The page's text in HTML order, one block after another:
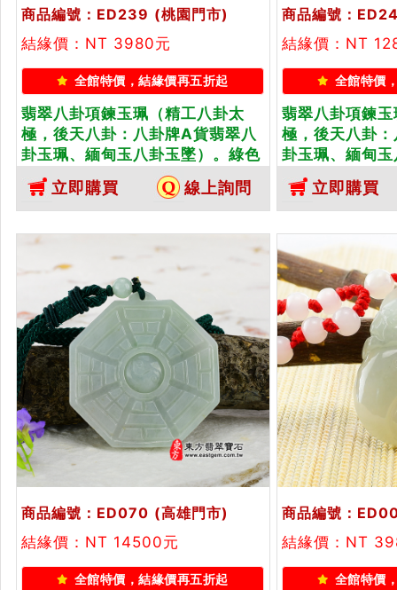
商品編號：ED239 (桃園門市)
結緣價：NT 3980元
全館特價，結緣價再五折起
翡翠八卦項鍊玉珮（精工八卦太
極，後天八卦：八卦牌A貨翡翠八
卦玉珮、緬甸玉八卦玉墜）。綠色
細豆種帶飄花八卦，ED239。客製
化訂做各種翡翠八卦吊墜玉珮項
鍊。★附A貨翡翠雙證書
立即購買 線上詢問
商品編號：
結緣價：NT
全館特價
翡翠八卦項鍊
極，後天八卦
卦玉珮、緬甸
色糯種八卦，
各種翡翠八卦
A貨翡翠雙證書
立即購買
商品編號：ED070 (高雄門市)
結緣價：NT 14500元
全館特價，結緣價再五折起
商品編號：
結緣價：NT
全館特價